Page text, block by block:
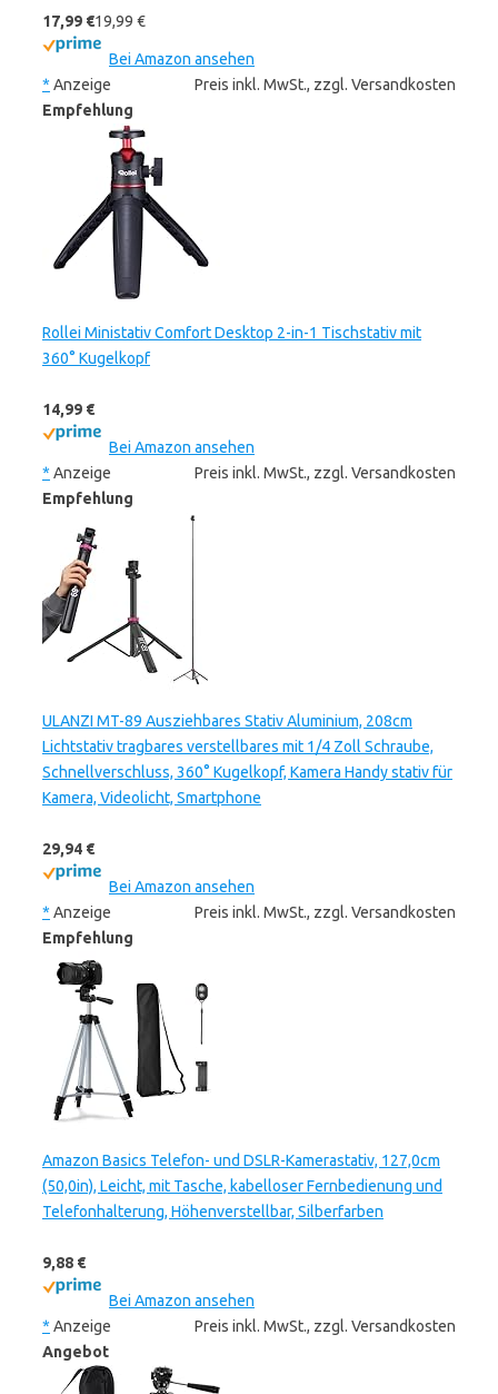
17,99 €19,99 €
Bei Amazon ansehen
* Anzeige
Preis inkl. MwSt., zzgl. Versandkosten
Empfehlung
Rollei Ministativ Comfort Desktop 2-in-1 Tischstativ mit
360° Kugelkopf
14,99 €
Bei Amazon ansehen
* Anzeige
Preis inkl. MwSt., zzgl. Versandkosten
Empfehlung
ULANZI MT-89 Ausziehbares Stativ Aluminium, 208cm
Lichtstativ tragbares verstellbares mit 1/4 Zoll Schraube,
Schnellverschluss, 360° Kugelkopf, Kamera Handy stativ für
Kamera, Videolicht, Smartphone
29,94 €
Bei Amazon ansehen
* Anzeige
Preis inkl. MwSt., zzgl. Versandkosten
Empfehlung
Amazon Basics Telefon- und DSLR-Kamerastativ, 127,0cm
(50,0in), Leicht, mit Tasche, kabelloser Fernbedienung und
Telefonhalterung, Höhenverstellbar, Silberfarben
9,88 €
Bei Amazon ansehen
* Anzeige
Preis inkl. MwSt., zzgl. Versandkosten
Angebot